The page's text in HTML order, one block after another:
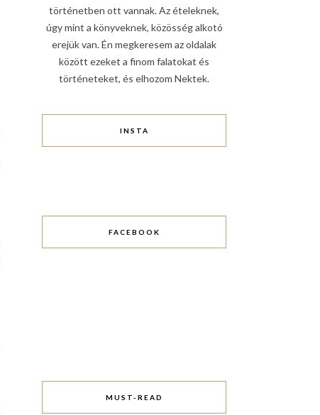
történetben ott vannak. Az ételeknek,
úgy mint a könyveknek, közösség alkotó
erejük van. Én megkeresem az oldalak
között ezeket a finom falatokat és
történeteket, és elhozom Nektek.
INSTA
FACEBOOK
MUST-READ